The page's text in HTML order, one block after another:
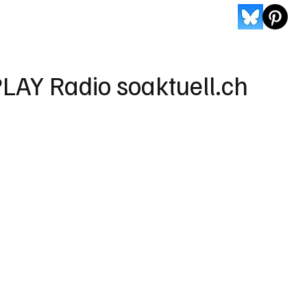
Radio soaktuell.ch